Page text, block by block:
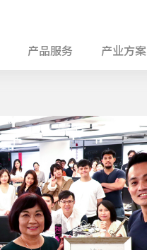
产品服务 产业方案